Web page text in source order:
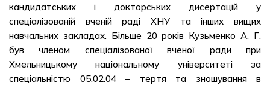
кандидатських і докторських дисертацій у
спеціалізованій вченій раді ХНУ та інших вищих
навчальних закладах. Більше 20 років Кузьменко А. Г.
був членом спеціалізованої вченої ради при
Хмельницькому національному університеті за
спеціальністю 05.02.04 – тертя та зношування в